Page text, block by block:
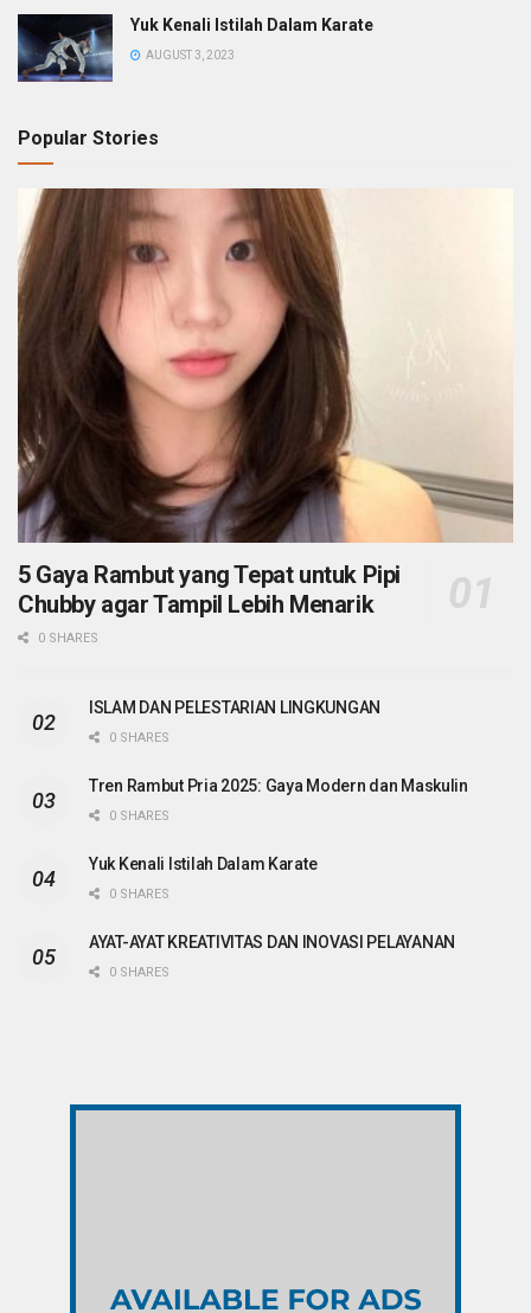
Yuk Kenali Istilah Dalam Karate
AUGUST 3, 2023
Popular Stories
5 Gaya Rambut yang Tepat untuk Pipi
Chubby agar Tampil Lebih Menarik
0 SHARES
ISLAM DAN PELESTARIAN LINGKUNGAN
0 SHARES
Tren Rambut Pria 2025: Gaya Modern dan Maskulin
0 SHARES
Yuk Kenali Istilah Dalam Karate
0 SHARES
AYAT-AYAT KREATIVITAS DAN INOVASI PELAYANAN
0 SHARES